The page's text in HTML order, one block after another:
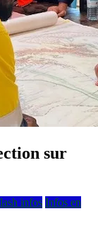
sur
infos Infos en